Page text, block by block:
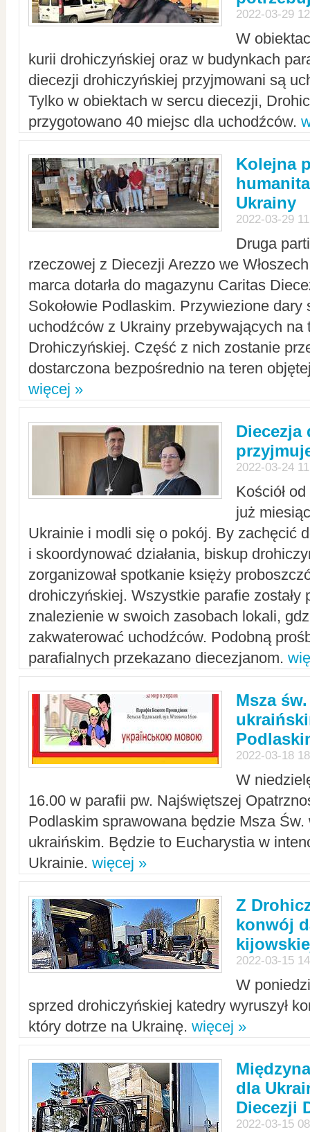
2022-03-29
W
kurii drohiczyńskiej oraz w budynkach
diecezji drohiczyńskiej przyjmowani są
Tylko w obiektach w sercu diecezji,
przygotowano 40 miejsc dla uchodźców.
Kolejna
Ukrainy
2022-03-29
Druga
rzeczowej z Diecezji Arezzo we
marca dotarła do magazynu Caritas
Sokołowie Podlaskim. Przywiezione dary
uchodźców z Ukrainy przebywających na
Drohiczyńskiej. Część z nich zostanie
dostarczona bezpośrednio na teren
więcej »
Diecezja
2022-03-24
Kościół
już
Ukrainie i modli się o pokój. By zachęcić
i skoordynować działania, biskup
zorganizował spotkanie księży
drohiczyńskiej. Wszystkie parafie zostały
znalezienie w swoich zasobach lokali,
zakwaterować uchodźców. Podobną
parafialnych przekazano diecezjanom.
Msza
2022-03-18
W
16.00 w parafii pw. Najświętszej
Podlaskim sprawowana będzie Msza Św.
ukraińskim. Będzie to Eucharystia w
Ukrainie. więcej »
Z
konwój
2022-03-15
W
sprzed drohiczyńskiej katedry wyruszył
który dotrze na Ukrainę. więcej »
dla
Diecezji
2022-03-15